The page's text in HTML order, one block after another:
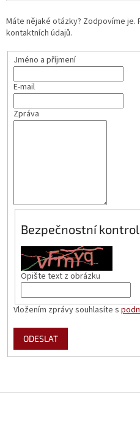
Máte nějaké otázky? Zodpovíme
kontaktních údajů.
Jméno a příjmení
E-mail
Zpráva
Bezpečnostní
Opište text z obrázku
Vložením zprávy souhlasíte s
ODESLAT